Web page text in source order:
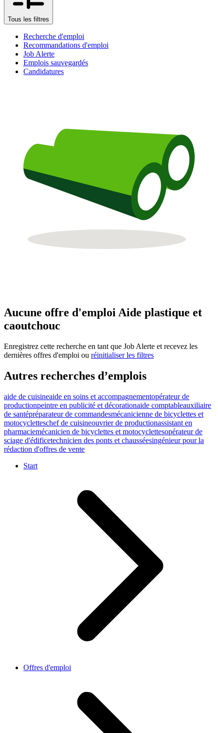
Tous les filtres
Recherche d'emploi
Recommandations d'emploi
Job Alerte
Emplois sauvegardés
Candidatures
Aucune offre d'emploi Aide plastique et
caoutchouc
Enregistrez cette recherche en tant que Job Alerte et recevez les
dernières offres d'emploi ou réinitialiser les filtres
Autres recherches d’emplois
aide de cuisineaide en soins et accompagnementopérateur de
productionpeintre en publicité et décorationaide comptableauxiliaire
de santépréparateur de commandesmécanicienne de bicyclettes et
motocycletteschef de cuisineouvrier de productionassistant en
pharmaciemécanicien de bicyclettes et motocyclettesopérateur de
sciage d'édificetechnicien des ponts et chausséesingénieur pour la
rédaction d'offres de vente
Start
Offres d'emploi